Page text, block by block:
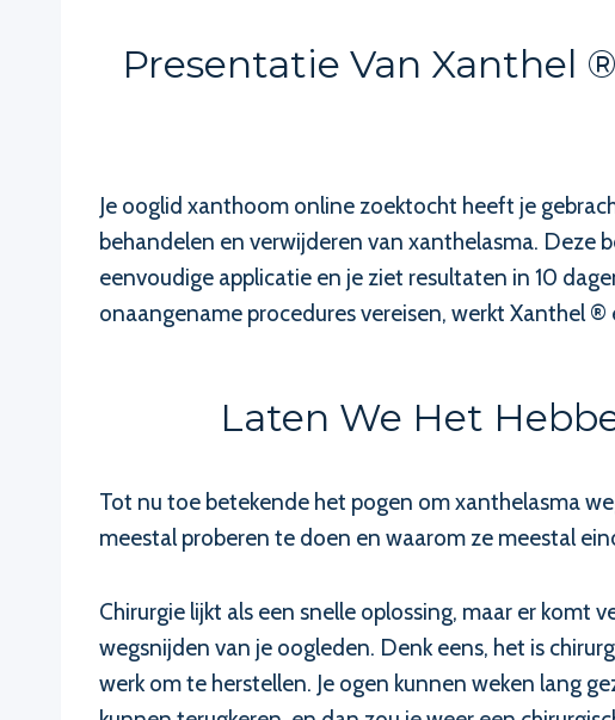
Presentatie Van Xanthel
Je ooglid xanthoom online zoektocht heeft je
behandelen en verwijderen van xanthelasma. Deze
eenvoudige applicatie en je ziet resultaten in 10
onaangename procedures vereisen, werkt Xanthel
Laten We Het
Tot nu toe betekende het pogen om xanthelasma
meestal proberen te doen en waarom ze meestal
Chirurgie lijkt als een snelle oplossing, maar er komt
wegsnijden van je oogleden. Denk eens, het is
werk om te herstellen. Je ogen kunnen weken lang